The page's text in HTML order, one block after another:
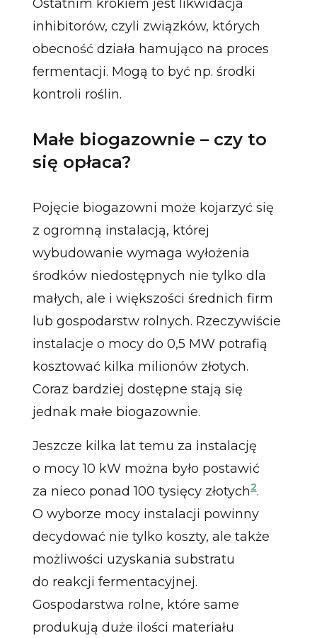
Ostatnim krokiem jest likwidacja
inhibitorów, czyli związków, których
obecność działa hamująco na proces
fermentacji. Mogą to być np. środki
kontroli roślin.
Małe biogazownie – czy to
się opłaca?
Pojęcie biogazowni może kojarzyć się
z ogromną instalacją, której
wybudowanie wymaga wyłożenia
środków niedostępnych nie tylko dla
małych, ale i większości średnich firm
lub gospodarstw rolnych. Rzeczywiście
instalacje o mocy do 0,5 MW potrafią
kosztować kilka milionów złotych.
Coraz bardziej dostępne stają się
jednak małe biogazownie.
Jeszcze kilka lat temu za instalację
o mocy 10 kW można było postawić
za nieco ponad 100 tysięcy złotych2.
O wyborze mocy instalacji powinny
decydować nie tylko koszty, ale także
możliwości uzyskania substratu
do reakcji fermentacyjnej.
Gospodarstwa rolne, które same
produkują duże ilości materiału